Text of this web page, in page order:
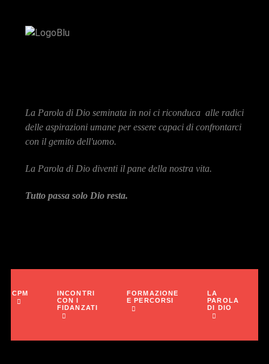
La Parola di Dio seminata in noi ci riconduca alle radici
delle aspirazioni umane per essere capaci di confrontarci
con il gemito dell'uomo.
La Parola di Dio diventi il pane della nostra vita.
Tutto passa solo Dio resta.
CPM
INCONTRI
CON I
FIDANZATI
FORMAZIONE
E PERCORSI
LA
PAROLA
DI DIO